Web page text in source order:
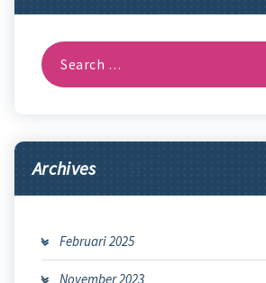
Search
for:
Archives
Februari 2025
November 2023